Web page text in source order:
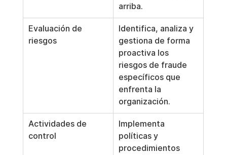
arriba.
Evaluación de
riesgos
Identifica, analiza y
gestiona de forma
proactiva los
riesgos de fraude
específicos que
enfrenta la
organización.
Actividades de
control
Implementa
políticas y
procedimientos